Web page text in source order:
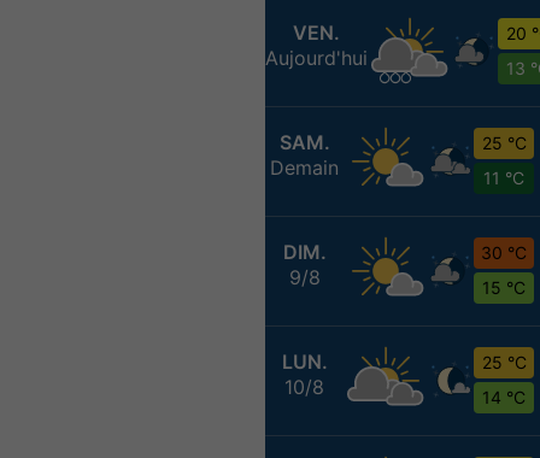
VEN.
Aujourd'hui
20
13
SAM.
Demain
25 °C
11 °C
DIM.
9/8
30 °C
15 °C
LUN.
10/8
25 °C
14 °C